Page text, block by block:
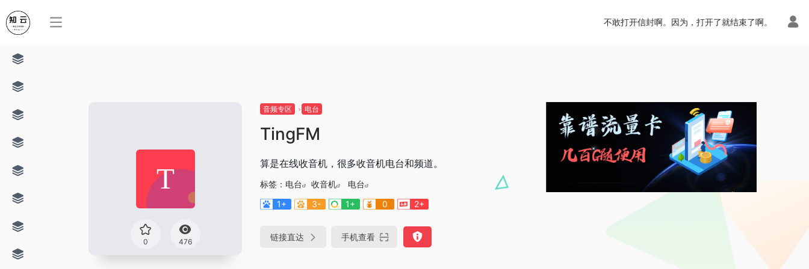
不敢打开信封啊。因为，打开了就结束了啊。
0 476
音频专区 电台
TingFM
算是在线收音机，很多收音机电台和频道。
标签： 电台 收音机
电台
1+
3- 1+ 0 2+
链接直达 手机查看